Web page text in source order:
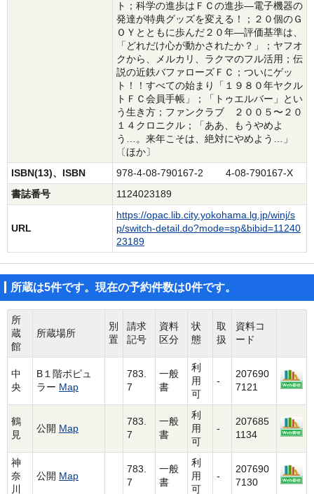
ト；科学の進歩はＦＣの進歩―電子機器の
発達が特典グッズを変える！；２０個のＧ
ＯＹとともに歩んだ２０年―評価基準は、
「どれだけ心が動かされたか？」；ヤフオ
クから、メルカリ、ラクマのフル活用；伝
説の近鉄バファローズＦＣ；ついにゲッ
ト！！すべての始まり「１９８０年ヤクル
トＦＣ会員手帳」；「トゥエルバー」とい
う生き方；ファンクラブ ２００５〜２０
１４クロニクル；「ああ、もうやめよ
う…。来年こそは、絶対にやめよう…」
〔ほか〕
ISBN(13)、ISBN
978-4-08-790167-2 4-08-790167-X
書誌番号
1124023189
URL
https://opac.lib.city.yokohama.lg.jp/winj/s
p/switch-detail.do?mode=sp&bibid=11240
23189
所蔵は5件です。現在の予約件数は0件です。
所
蔵
館
所蔵場所
別
置
請求
記号
資料
区分
状
態
取
扱
資料コ
ード
中
央
B１階ポピュ
ラー Map
783.
7
一般
書
利
用
可
-
207690
7121
鶴
見
公開 Map
783.
7
一般
書
利
用
可
-
207685
1134
神
奈
川
公開 Map
783.
7
一般
書
利
用
可
-
207690
7130